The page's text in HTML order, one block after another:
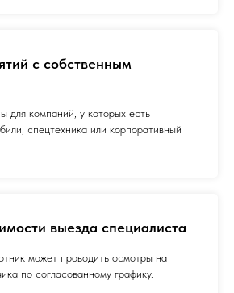
с собственным
для компаний, у которых есть
спецтехника или корпоративный
выезда специалиста
может проводить осмотры на
по согласованному графику.